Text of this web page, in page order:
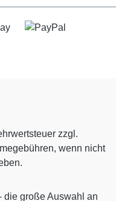
zzgl.
wenn nicht
die große Auswahl an